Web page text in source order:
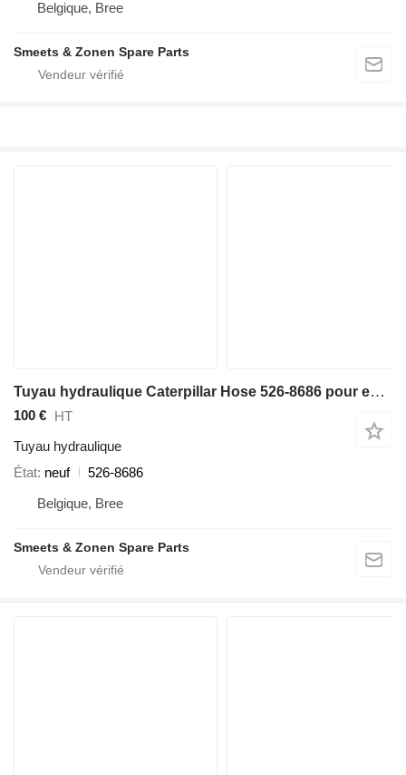
Belgique, Bree
Smeets & Zonen Spare Parts
Tuyau hydraulique Caterpillar Hose 526-8686 pour excavateur
100 € HT
Tuyau hydraulique
État neuf
526-8686
Belgique, Bree
Smeets & Zonen Spare Parts